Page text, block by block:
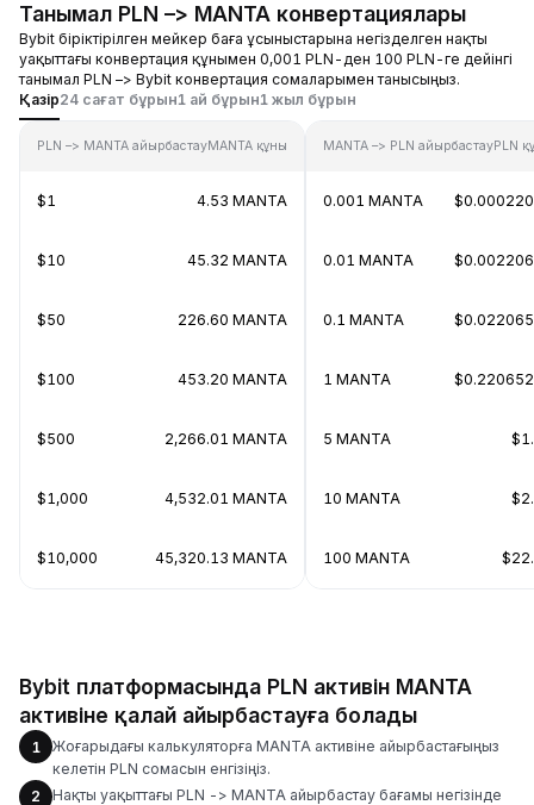
Танымал PLN –> MANTA конвертациялары
Bybit біріктірілген мейкер баға ұсыныстарына негізделген нақты
уақыттағы конвертация құнымен 0,001 PLN-ден 100 PLN-ге дейінгі
танымал PLN –> Bybit конвертация сомаларымен танысыңыз.
Қазір24 сағат бұрын1 ай бұрын1 жыл бұрын
PLN –> MANTA айырбастауMANTA құны
$1 4.53 MANTA
$10 45.32 MANTA
$50 226.60 MANTA
$100 453.20 MANTA
$500 2,266.01 MANTA
$1,000 4,532.01 MANTA
$10,000 45,320.13 MANTA
MANTA –> PLN айырбастауPLN
0.001 MANTA
0.01 MANTA
0.1 MANTA
1 MANTA
5 MANTA
10 MANTA
100 MANTA
Bybit платформасында PLN активін MANTA
активіне қалай айырбастауға болады
1
Жоғарыдағы калькуляторға MANTA активіне айырбастағыңыз
келетін PLN сомасын енгізіңіз.
2
Нақты уақыттағы PLN -> MANTA айырбастау бағамы негізінде